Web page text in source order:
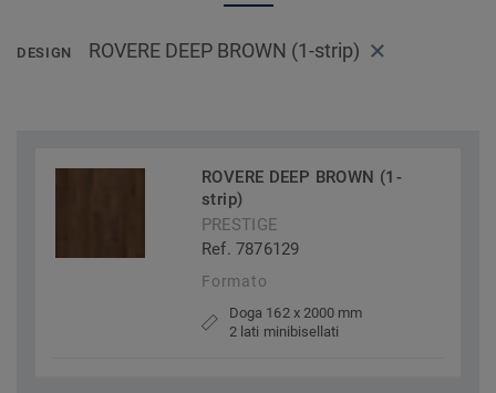
DESIGN ROVERE DEEP BROWN (1-strip)
ROVERE DEEP BROWN (1-
strip)
PRESTIGE
Ref. 7876129
Formato
Doga 162 x 2000 mm
2 lati minibisellati